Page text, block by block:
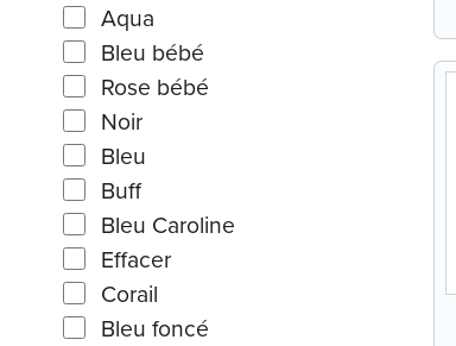
Aqua
Bleu bébé
Rose bébé
Noir
Bleu
Buff
Bleu Caroline
Effacer
Corail
Bleu foncé